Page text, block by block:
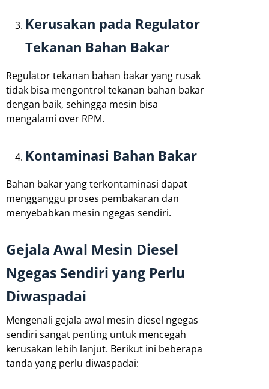
Kerusakan pada Regulator
Tekanan Bahan Bakar
Regulator tekanan bahan bakar yang rusak
tidak bisa mengontrol tekanan bahan bakar
dengan baik, sehingga mesin bisa
mengalami over RPM.
Kontaminasi Bahan Bakar
Bahan bakar yang terkontaminasi dapat
mengganggu proses pembakaran dan
menyebabkan mesin ngegas sendiri.
Gejala Awal Mesin Diesel
Ngegas Sendiri yang Perlu
Diwaspadai
Mengenali gejala awal mesin diesel ngegas
sendiri sangat penting untuk mencegah
kerusakan lebih lanjut. Berikut ini beberapa
tanda yang perlu diwaspadai: